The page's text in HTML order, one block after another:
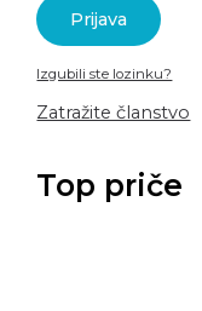
Izgubili ste lozinku?
Zatražite članstvo
Top priče